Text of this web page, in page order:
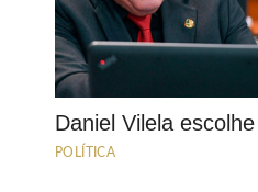
Daniel Vilela
POLÍTICA